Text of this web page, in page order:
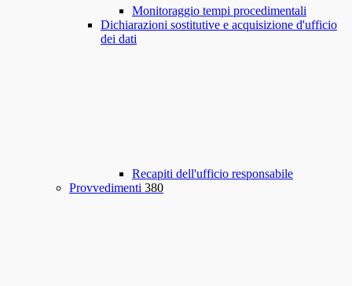
Monitoraggio tempi procedimentali
Dichiarazioni sostitutive e acquisizione d'ufficio
dei dati
Recapiti dell'ufficio responsabile
Provvedimenti 380